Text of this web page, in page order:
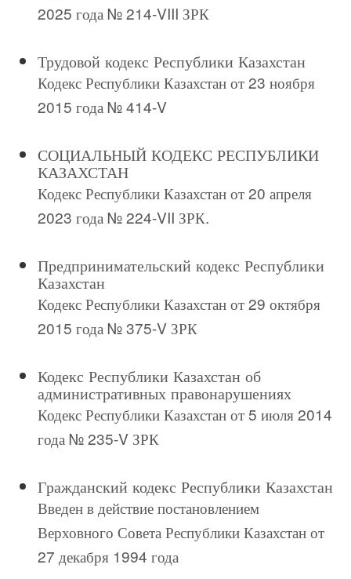
2025 года № 214-VIII ЗРК
Трудовой кодекс Республики Казахстан
Кодекс Республики Казахстан от 23 ноября
2015 года № 414-V
СОЦИАЛЬНЫЙ КОДЕКС РЕСПУБЛИКИ
КАЗАХСТАН
Кодекс Республики Казахстан от 20 апреля
2023 года № 224-VII ЗРК.
Предпринимательский кодекс Республики
Казахстан
Кодекс Республики Казахстан от 29 октября
2015 года № 375-V ЗРК
Кодекс Республики Казахстан об
административных правонарушениях
Кодекс Республики Казахстан от 5 июля 2014
года № 235-V ЗРК
Гражданский кодекс Республики Казахстан
Введен в действие постановлением
Верховного Совета Республики Казахстан от
27 декабря 1994 года